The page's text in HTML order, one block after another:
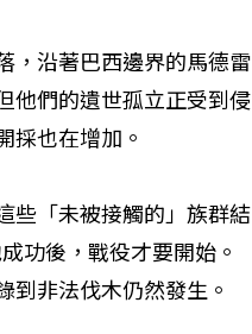
，沿著巴西邊界的馬德雷
他們的遺世孤立正受到侵
採也在增加。
「未被接觸的」族群結
功後，戰役才要開始。
非法伐木仍然發生。